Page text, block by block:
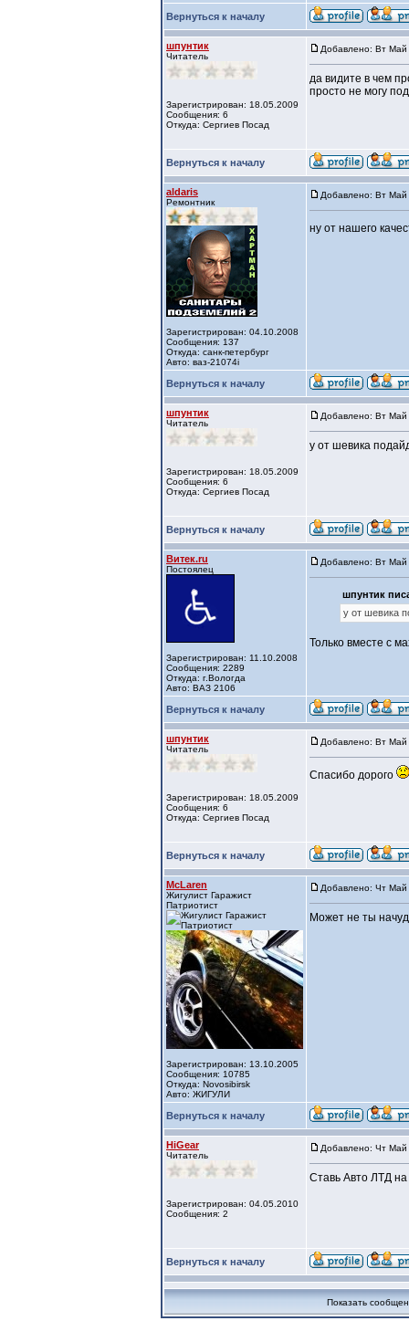
Вернуться к началу
шпунтик
Читатель
Зарегистрирован: 18.05.2009
Сообщения: 6
Откуда: Сергиев Посад
Добавлено: Вт
да видите в чем
просто не могу
Вернуться к началу
aldaris
Ремонтник
Зарегистрирован: 04.10.2008
Сообщения: 137
Откуда: санк-петербург
Авто: ваз-21074i
Добавлено: Вт
ну от нашего
Вернуться к началу
шпунтик
Читатель
Зарегистрирован: 18.05.2009
Сообщения: 6
Откуда: Сергиев Посад
Добавлено: Вт
у от шевика
Вернуться к началу
Витек.ru
Постоялец
Зарегистрирован: 11.10.2008
Сообщения: 2289
Откуда: г.Вологда
Авто: ВАЗ 2106
Добавлено: Вт
шпунтик
у от шевика
Только вместе с
Вернуться к началу
шпунтик
Читатель
Зарегистрирован: 18.05.2009
Сообщения: 6
Откуда: Сергиев Посад
Добавлено: Вт
Спасибо дорого
Вернуться к началу
McLaren
Жигулист Гаражист
Патриотист
Зарегистрирован: 13.10.2005
Сообщения: 10785
Откуда: Novosibirsk
Авто: ЖИГУЛИ
Добавлено: Чт
Может не ты
Вернуться к началу
HiGear
Читатель
Зарегистрирован: 04.05.2010
Сообщения: 2
Добавлено: Чт
Ставь Авто ЛТД на
Вернуться к началу
Показать